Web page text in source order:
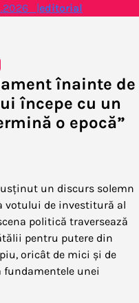
|editorial
înainte de
începe cu un
o epocă”
un discurs solemn
votului de investitură al
politică traversează
pentru putere din
oricât de mici și de
fundamentele unei